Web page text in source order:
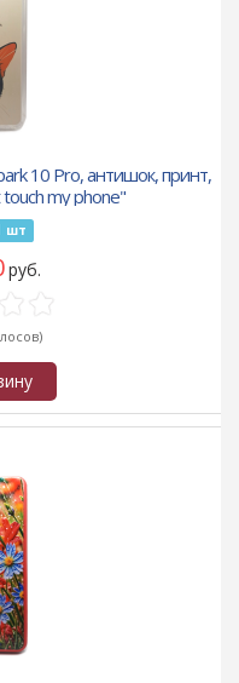
10 Pro, антишок, принт,
touch my phone"
шт
руб.